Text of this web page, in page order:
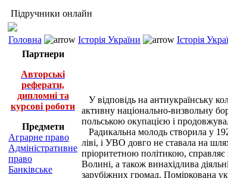
Підручники онлайн
Головна Історія України Історія
Партнери
Авторські
реферати,
дипломні та
курсові роботи
Предмети
Аграрне право
Адміністративне
право
Банківське
У відповідь на антиукраїнську
активну національно-визвольну
польською окупацією і
Радикальна молодь створила у
ліві, і УВО довго не ставала на
пріоритетною політикою,
Волині, а також винахідлива
зарубіжних громад. Поміркована